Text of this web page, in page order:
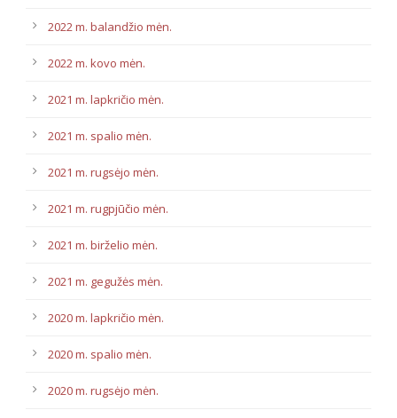
2022 m. balandžio mėn.
2022 m. kovo mėn.
2021 m. lapkričio mėn.
2021 m. spalio mėn.
2021 m. rugsėjo mėn.
2021 m. rugpjūčio mėn.
2021 m. birželio mėn.
2021 m. gegužės mėn.
2020 m. lapkričio mėn.
2020 m. spalio mėn.
2020 m. rugsėjo mėn.